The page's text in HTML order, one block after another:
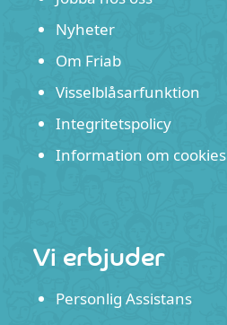
Nyheter
Om Friab
Visselblåsarfunktion
Integritetspolicy
Information om cookies
Vi erbjuder
Personlig Assistans